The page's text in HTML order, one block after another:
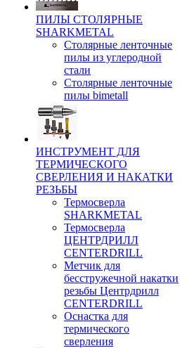
ПИЛЫ СТОЛЯРНЫЕ
SHARKMETAL
Столярные ленточные
пилы из углеродной
стали
Столярные ленточные
пилы bimetall
ИНСТРУМЕНТ ДЛЯ
ТЕРМИЧЕСКОГО
СВЕРЛЕНИЯ И НАКАТКИ
РЕЗЬБЫ
Термосверла
SHARKMETAL
Термосверла
ЦЕНТРДРИЛЛ
CENTERDRILL
Метчик для
бесстружечной накатки
резьбы Центрдрилл
CENTERDRILL
Оснастка для
термического
сверления